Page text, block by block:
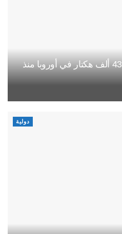
حرائق الغابات تلتهم نحو 435 ألف هكتار في أوروبا منذ
دولية